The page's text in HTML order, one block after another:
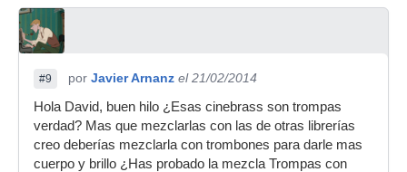
#9 por Javier Arnanz el 21/02/2014
Hola David, buen hilo ¿Esas cinebrass son trompas
verdad? Mas que mezclarlas con las de otras librerías
creo deberías mezclarla con trombones para darle mas
cuerpo y brillo ¿Has probado la mezcla Trompas con